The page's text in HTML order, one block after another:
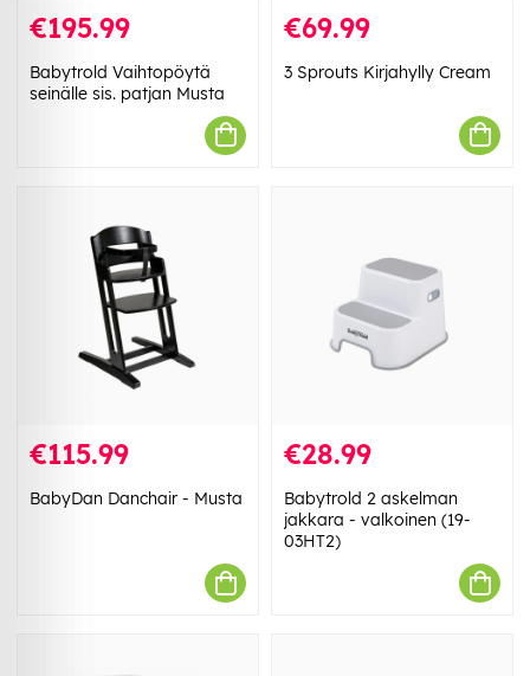
€195.99
Babytrold Vaihtopöytä
seinälle sis. patjan Musta
€69.99
3 Sprouts Kirjahylly Cream
€115.99
BabyDan Danchair - Musta
€28.99
Babytrold 2 askelman
jakkara - valkoinen (19-
03HT2)